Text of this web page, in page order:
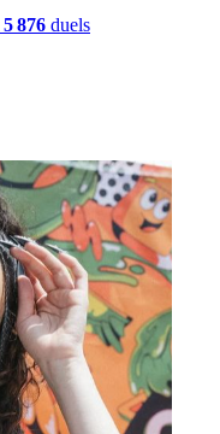
5 876 duels